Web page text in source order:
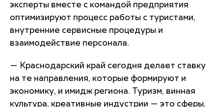
эксперты вместе с командой предприятия
оптимизируют процесс работы с туристами,
внутренние сервисные процедуры и
взаимодействие персонала.
— Краснодарский край сегодня делает ставку
на те направления, которые формируют и
экономику, и имидж региона. Туризм, винная
культура, креативные индустрии — это сферы,